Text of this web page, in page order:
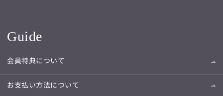
Guide
会員特典について
お支払い方法について